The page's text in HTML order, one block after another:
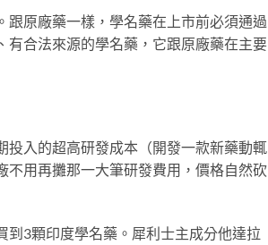
原廠藥一樣，學名藥在上市前必須通過
有合法來源的學名藥，它跟原廠藥在主要
投入的超高研發成本（開發一款新藥動輒
不用再攤那一大筆研發費用，價格自然砍
3顆印度學名藥。犀利士主成分他達拉